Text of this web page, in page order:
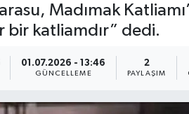
Madımak
bir katliamdır” dedi.
01.07.2026 - 13:46
GÜNCELLEME
2
PAYLAŞIM